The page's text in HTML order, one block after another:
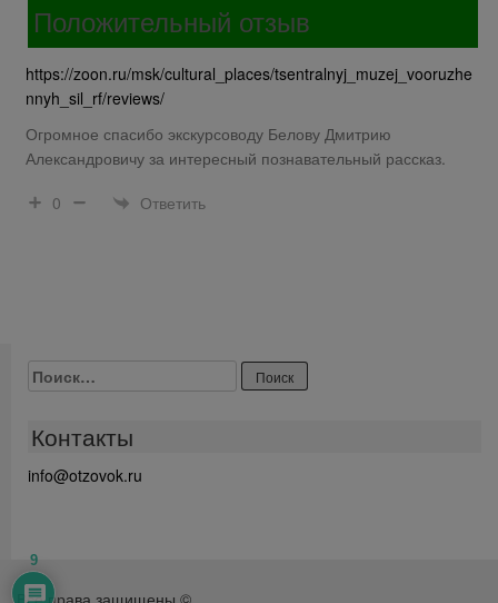
Положительный отзыв
https://zoon.ru/msk/cultural_places/tsentralnyj_muzej_vooruzhe
nnyh_sil_rf/reviews/
Огромное спасибо экскурсоводу Белову Дмитрию
Александровичу за интересный познавательный рассказ.
0
Ответить
Найти:
Контакты
info@otzovok.ru
9